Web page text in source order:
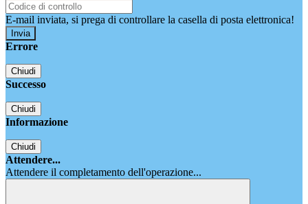
E-mail inviata, si prega di controllare la casella di posta elettronica!
Errore
Chiudi
Successo
Chiudi
Informazione
Chiudi
Attendere...
Attendere il completamento dell'operazione...